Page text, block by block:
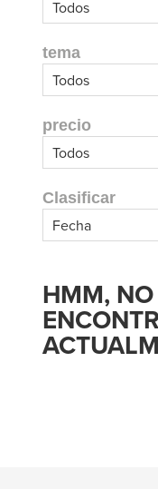
tema
precio
Clasificar
HMM,